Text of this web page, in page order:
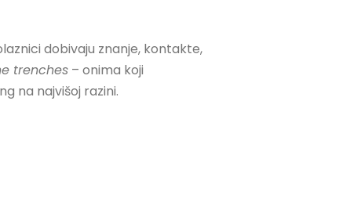
dobivaju znanje, kontakte,
trenches – onima koji
na najvišoj razini.